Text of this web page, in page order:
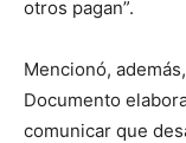
otros pagan”.
Mencionó,
Documento
comunicar que